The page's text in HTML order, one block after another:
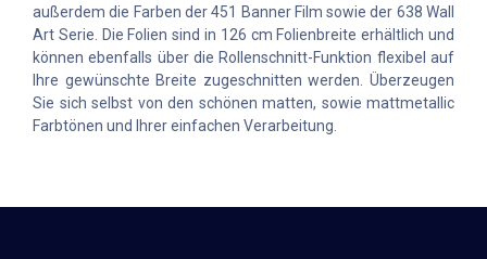
außerdem die Farben der 451 Banner Film sowie der 638 Wall
Art Serie. Die Folien sind in 126 cm Folienbreite erhältlich und
können ebenfalls über die Rollenschnitt-Funktion flexibel auf
Ihre gewünschte Breite zugeschnitten werden. Überzeugen
Sie sich selbst von den schönen matten, sowie mattmetallic
Farbtönen und Ihrer einfachen Verarbeitung.